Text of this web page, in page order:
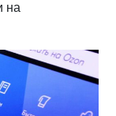
на